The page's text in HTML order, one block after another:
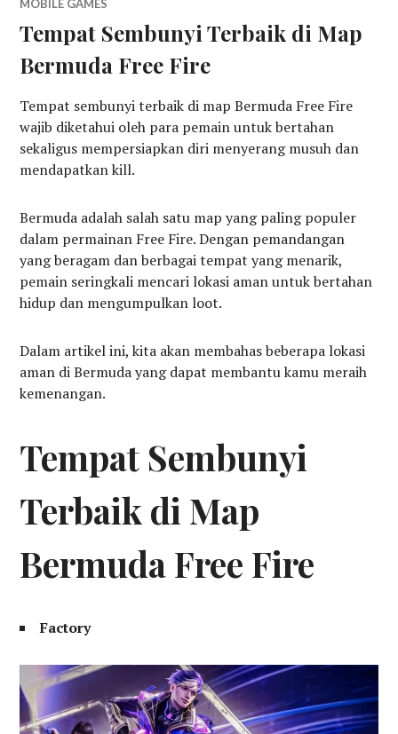
MOBILE GAMES
Tempat Sembunyi Terbaik di Map
Bermuda Free Fire
Tempat sembunyi terbaik di map Bermuda Free Fire
wajib diketahui oleh para pemain untuk bertahan
sekaligus mempersiapkan diri menyerang musuh dan
mendapatkan kill.
Bermuda adalah salah satu map yang paling populer
dalam permainan Free Fire. Dengan pemandangan
yang beragam dan berbagai tempat yang menarik,
pemain seringkali mencari lokasi aman untuk bertahan
hidup dan mengumpulkan loot.
Dalam artikel ini, kita akan membahas beberapa lokasi
aman di Bermuda yang dapat membantu kamu meraih
kemenangan.
Tempat Sembunyi
Terbaik di Map
Bermuda Free Fire
Factory